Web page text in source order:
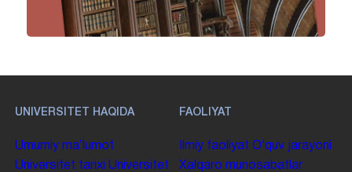
UNIVERSITET HAQIDA
Umumiy maʼlumot
Universitet tarixi Universitet
FAOLIYAT
Ilmiy faoliyat Oʻquv jarayoni
Xalqaro munosabatlar